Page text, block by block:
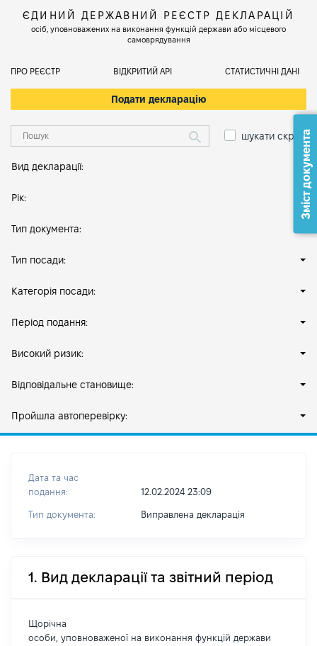
ЄДИНИЙ ДЕРЖАВНИЙ РЕЄСТР ДЕКЛАРАЦІЙ
осіб, уповноважених на виконання функцій держави або місцевого
самоврядування
ПРО РЕЄСТР ВІДКРИТИЙ АРІ СТАТИСТИЧНІ ДАНІ
Подати декларацію
шукати скрізь
Вид декларації:
Рік:
Тип документа:
Тип посади:
Категорія посади:
Період подання:
Високий ризик:
Відповідальне становище:
Пройшла автоперевірку:
Дата та час
подання:
12.02.2024 23:09
Тип документа: Виправлена декларація
1. Вид декларації та звітний період
Щорічна
особи, уповноваженої на виконання функцій держави
Зміст документа